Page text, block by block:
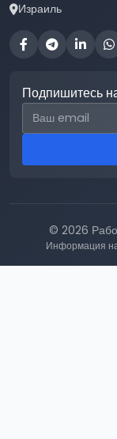
Израиль
Подпишитесь
Email для
© 2026
Информация